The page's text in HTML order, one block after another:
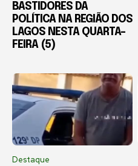
BASTIDORES DA
POLÍTICA NA REGIÃO DOS
LAGOS NESTA QUARTA-
FEIRA (5)
Destaque